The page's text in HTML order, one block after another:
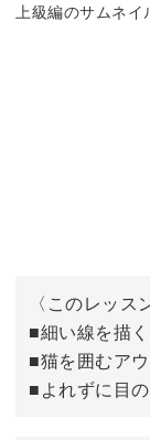
ピンクで毛
イナズマメ
トップジェ
〈このレッス
■細い線を描
■猫を囲むア
■よれずに目